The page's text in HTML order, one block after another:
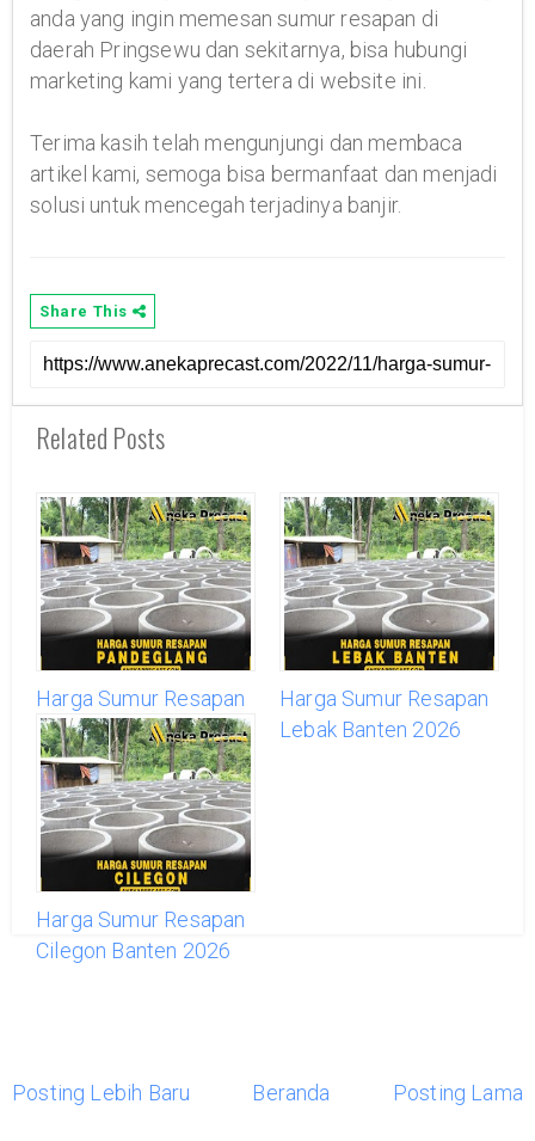
anda yang ingin memesan sumur resapan di
daerah Pringsewu dan sekitarnya, bisa hubungi
marketing kami yang tertera di website ini.
Terima kasih telah mengunjungi dan membaca
artikel kami, semoga bisa bermanfaat dan menjadi
solusi untuk mencegah terjadinya banjir.
Share This
Related Posts
Harga Sumur Resapan
Pandeglang 2026
Harga Sumur Resapan
Lebak Banten 2026
Harga Sumur Resapan
Cilegon Banten 2026
Posting Lebih Baru Beranda Posting Lama